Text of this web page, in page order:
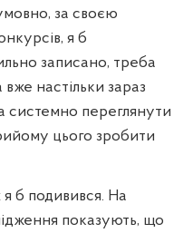
за своєю
я б
записано, треба
настільки зараз
системно переглянути
цього зробити
б подивився. На
показують, що